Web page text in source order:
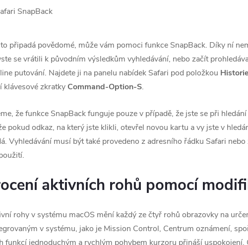
připadá povědomé, může vám pomoci funkce SnapBack. Díky ní
se vrátili k původním výsledkům vyhledávání, nebo začít
putování. Najdete ji na panelu nabídek Safari pod položkou Historie
klávesové zkratky Command-Option-S.
že funkce SnapBack funguje pouze v případě, že jste se při
pokud odkaz, na který jste klikli, otevřel novou kartu a vy jste v
Vyhledávání musí být také provedeno z adresního řádku Safari
aktivních rohů pomocí
rohy v systému macOS mění každý ze čtyř rohů obrazovky na
v systému, jako je Mission Control, Centrum oznámení,
funkcí jednoduchým a rychlým pohybem kurzoru přináší